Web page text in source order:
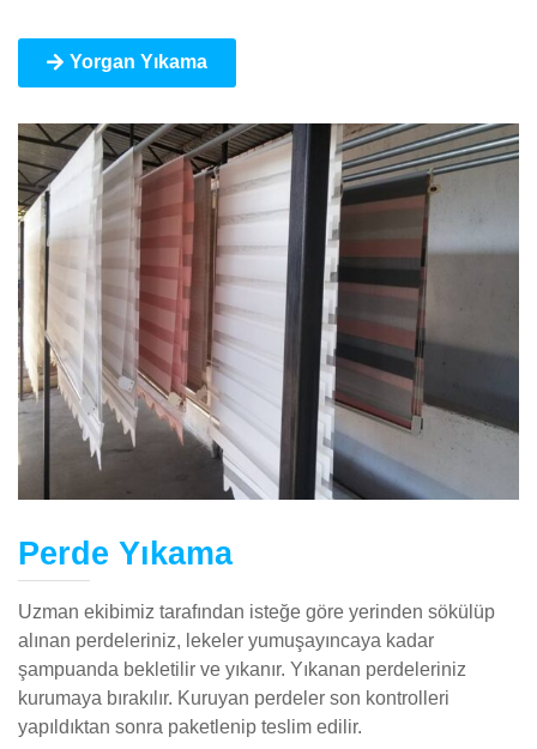
Yorgan Yıkama
Perde Yıkama
Uzman ekibimiz tarafından isteğe göre yerinden sökülüp
alınan perdeleriniz, lekeler yumuşayıncaya kadar
şampuanda bekletilir ve yıkanır. Yıkanan perdeleriniz
kurumaya bırakılır. Kuruyan perdeler son kontrolleri
yapıldıktan sonra paketlenip teslim edilir.